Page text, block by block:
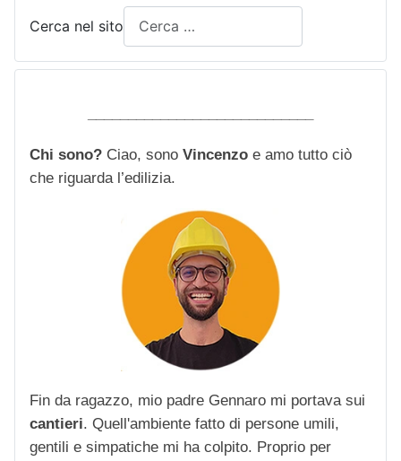
Cerca nel sito
Chi sono? Ciao, sono Vincenzo e amo tutto ciò
che riguarda l’edilizia.
Fin da ragazzo, mio padre Gennaro mi portava sui
cantieri. Quell'ambiente fatto di persone umili,
gentili e simpatiche mi ha colpito. Proprio per